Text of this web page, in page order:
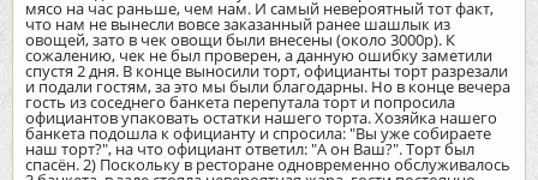
мясо на час раньше, чем нам. И самый невероятный тот факт,
что нам не вынесли вовсе заказанный ранее шашлык из
овощей, зато в чек овощи были внесены (около 3000р). К
сожалению, чек не был проверен, а данную ошибку заметили
спустя 2 дня. В конце выносили торт, официанты торт разрезали
и подали гостям, за это мы были благодарны. Но в конце вечера
гость из соседнего банкета перепутала торт и попросила
официантов упаковать остатки нашего торта. Хозяйка нашего
банкета подошла к официанту и спросила: "Вы уже собираете
наш торт?", на что официант ответил: "А он Ваш?". Торт был
спасён. 2) Поскольку в ресторане одновременно обслуживалось